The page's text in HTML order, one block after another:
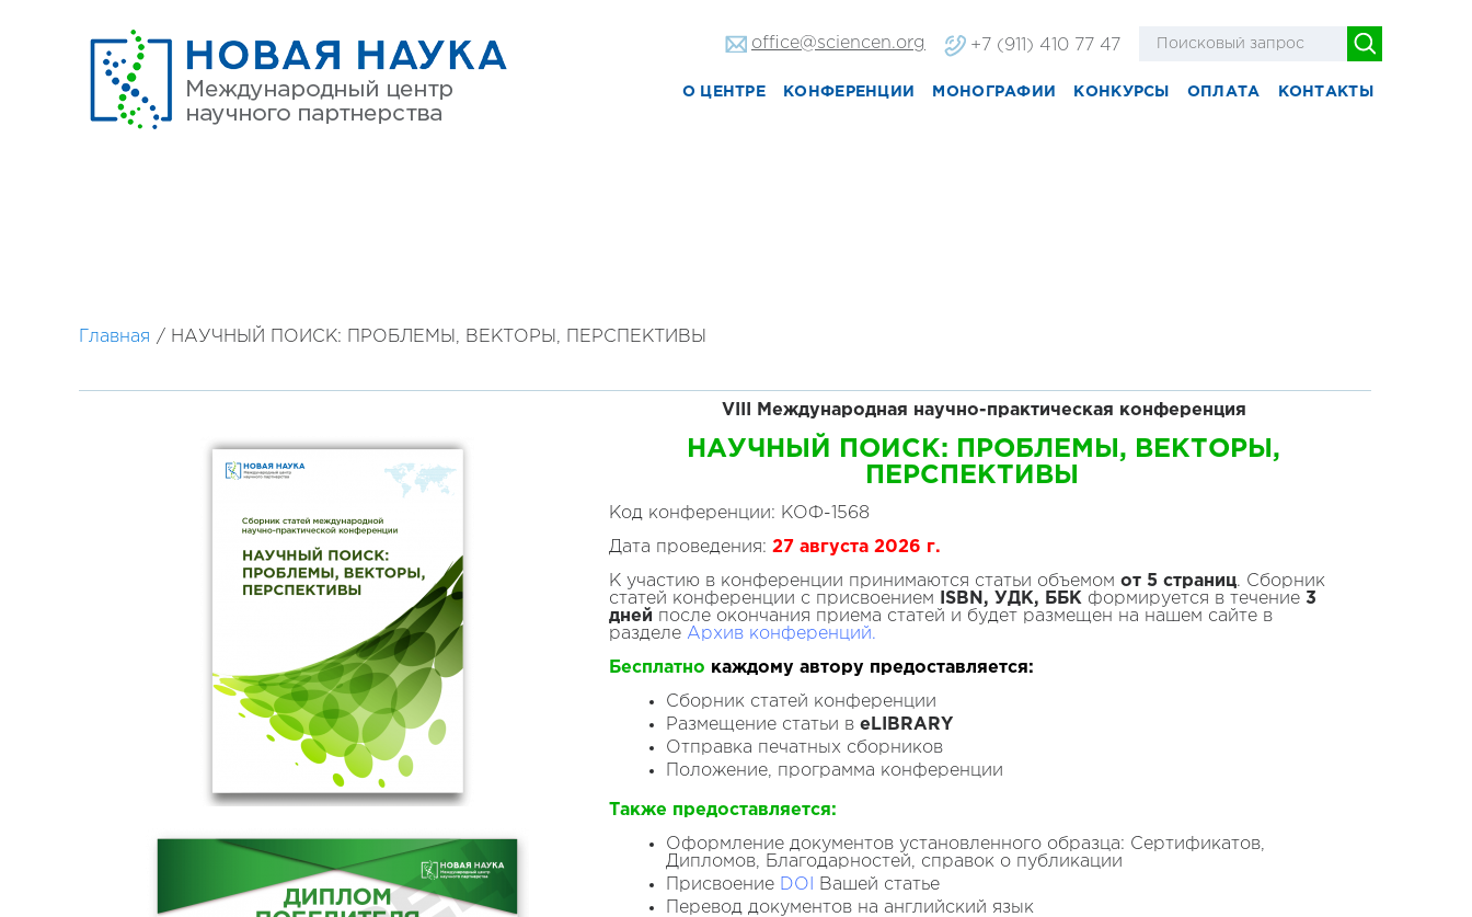
office@sciencen.org +7 (911) 410 77 47
О ЦЕНТРЕ КОНФЕРЕНЦИИ МОНОГРАФИИ КОНКУРСЫ ОПЛАТА КОНТАКТЫ
Главная / НАУЧНЫЙ ПОИСК: ПРОБЛЕМЫ, ВЕКТОРЫ, ПЕРСПЕКТИВЫ
VIII Международная научно-практическая конференция
НАУЧНЫЙ ПОИСК: ПРОБЛЕМЫ, ВЕКТОРЫ,
ПЕРСПЕКТИВЫ
Код конференции: КОФ-1568
Дата проведения: 27 августа 2026 г.
К участию в конференции принимаются статьи объемом от 5 страниц. Сборник
статей конференции с присвоением
ISBN, УДК, ББК формируется в течение 3
дней после окончания приема статей и будет размещен на нашем сайте в
разделе Архив конференций.
Бесплатно каждому автору предоставляется:
Сборник статей конференции
Размещение статьи в eLIBRARY
Отправка печатных сборников
Положение, программа конференции
Также предоставляется:
Оформление документов установленного образца: Сертификатов,
Дипломов, Благодарностей, справок о публикации
Присвоение DOI
Вашей статье
Перевод документов на английский язык